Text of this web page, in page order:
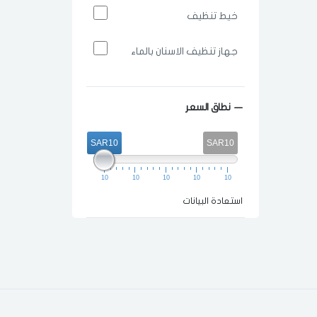
خيط تنظيف
جهاز تنظيف الاسنان بالماء
نطاق السعر
SAR10
SAR10
10 10 10 10 10
استعادة البيانات